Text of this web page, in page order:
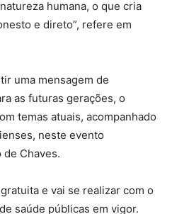
humana, o que cria
e direto”, refere em
uma mensagem de
as futuras gerações, o
temas atuais, acompanhado
neste evento
Chaves.
e vai se realizar com o
saúde públicas em vigor.